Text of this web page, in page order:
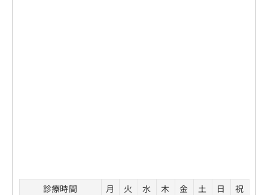
診療時間 月 火 水 木 金 土 日
祝